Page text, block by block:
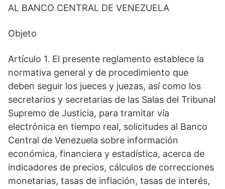
AL BANCO CENTRAL DE VENEZUELA
Objeto
Artículo 1. El presente reglamento establece la
normativa general y de procedimiento que
deben seguir los jueces y juezas, así como los
secretarios y secretarias de las Salas del Tribunal
Supremo de Justicia, para tramitar vía
electrónica en tiempo real, solicitudes al Banco
Central de Venezuela sobre información
económica, financiera y estadística, acerca de
indicadores de precios, cálculos de correcciones
monetarias, tasas de inflación, tasas de interés,